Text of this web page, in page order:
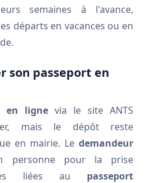
semaines à l'avance,
départs en vacances ou en
son passeport en
en ligne via le site ANTS
mais le dépôt reste
en mairie. Le demandeur
personne pour la prise
liées au passeport